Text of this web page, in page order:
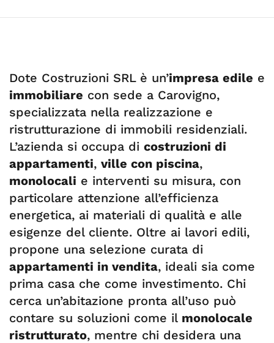
Dote Costruzioni SRL è un’impresa edile e
immobiliare con sede a Carovigno,
specializzata nella realizzazione e
ristrutturazione di immobili residenziali.
L’azienda si occupa di costruzioni di
appartamenti, ville con piscina,
monolocali e interventi su misura, con
particolare attenzione all’efficienza
energetica, ai materiali di qualità e alle
esigenze del cliente. Oltre ai lavori edili,
propone una selezione curata di
appartamenti in vendita, ideali sia come
prima casa che come investimento. Chi
cerca un’abitazione pronta all’uso può
contare su soluzioni come il monolocale
ristrutturato, mentre chi desidera una